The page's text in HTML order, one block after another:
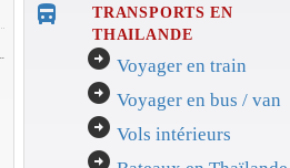
directions_bus_filled
TRANSPORTS EN
THAILANDE
arrow_circle_right Voyager en train
arrow_circle_right Voyager en bus / van
arrow_circle_right Vols intérieurs
arrow_circle_right